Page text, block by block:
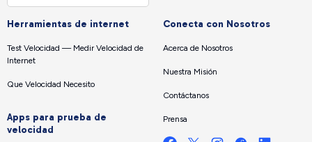
Herramientas de internet
Test Velocidad — Medir Velocidad de
Internet
Que Velocidad Necesito
Apps para prueba de
velocidad
Conecta con Nosotros
Acerca de Nosotros
Nuestra Misión
Contáctanos
Prensa